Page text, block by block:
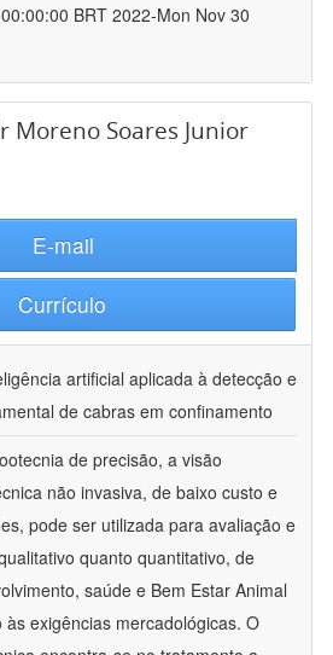
BRT 2022-Mon Nov 30
Moreno Soares Junior
E-mail
Currículo
artificial aplicada à detecção e
de cabras em confinamento
de precisão, a visão
não invasiva, de baixo custo e
pode ser utilizada para avaliação e
quanto quantitativo, de
saúde e Bem Estar Animal
exigências mercadológicas. O